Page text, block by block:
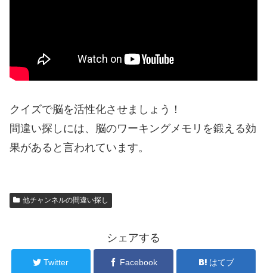
クイズで脳を活性化させましょう！
間違い探しには、脳のワーキングメモリを鍛える効
果があると言われています。
他チャンネルの間違い探し
シェアする
Twitter Facebook はてブ